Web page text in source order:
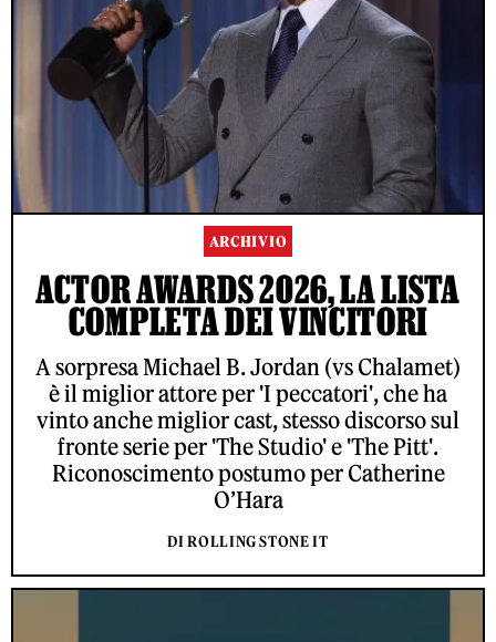
ARCHIVIO
ACTOR AWARDS 2026, LA LISTA
COMPLETA DEI VINCITORI
A sorpresa Michael B. Jordan (vs Chalamet)
è il miglior attore per 'I peccatori', che ha
vinto anche miglior cast, stesso discorso sul
fronte serie per 'The Studio' e 'The Pitt'.
Riconoscimento postumo per Catherine
O’Hara
DI ROLLING STONE IT